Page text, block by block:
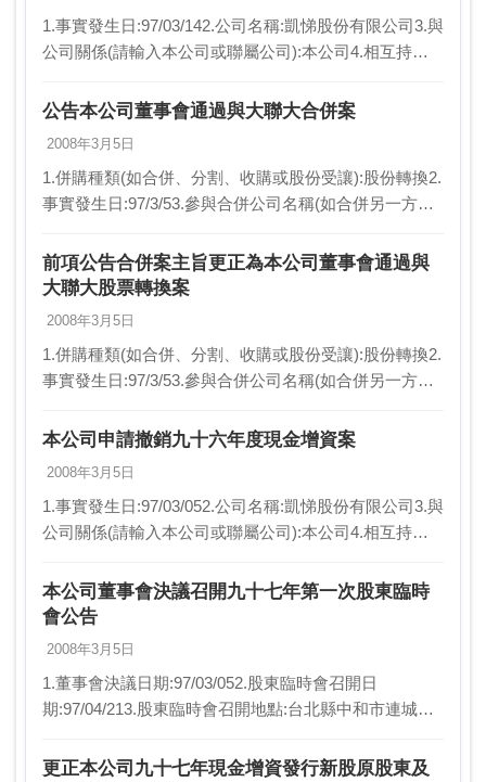
1.事實發生日:97/03/142.公司名稱:凱悌股份有限公司3.與
公司關係(請輸入本公司或聯屬公司):本公司4.相互持股
本公司九十七年現金增…
公告本公司董事會通過與大聯大合併案
2008年3月5日
1.併購種類(如合併、分割、收購或股份受讓):股份轉換2.
事實發生日:97/3/53.參與合併公司名稱(如合併另一方公
聯大投資控股股份有限公司（以下…
前項公告合併案主旨更正為本公司董事會通過與
大聯大股票轉換案
2008年3月5日
1.併購種類(如合併、分割、收購或股份受讓):股份轉換2.
事實發生日:97/3/53.參與合併公司名稱(如合併另一方公
聯大投資控股股份有限公司（以下…
本公司申請撤銷九十六年度現金增資案
2008年3月5日
1.事實發生日:97/03/052.公司名稱:凱悌股份有限公司3.與
公司關係(請輸入本公司或聯屬公司):本公司4.相互持股
(1)本公司於96年…
本公司董事會決議召開九十七年第一次股東臨時
會公告
2008年3月5日
1.董事會決議日期:97/03/052.股東臨時會召開日
期:97/04/213.股東臨時會召開地點:台北縣中和市連城路
公司擬以股份轉…
更正本公司九十七年現金增資發行新股原股東及